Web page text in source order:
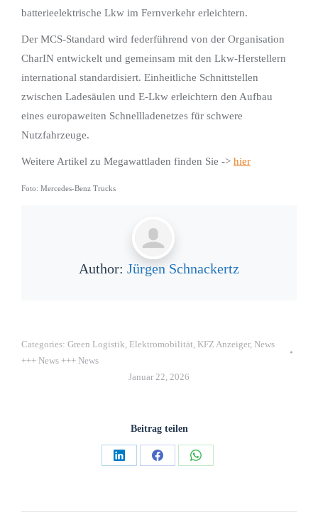
batterieelektrische Lkw im Fernverkehr erleichtern.
Der MCS-Standard wird federführend von der Organisation
CharIN entwickelt und gemeinsam mit den Lkw-Herstellern
international standardisiert. Einheitliche Schnittstellen
zwischen Ladesäulen und E-Lkw erleichtern den Aufbau
eines europaweiten Schnellladenetzes für schwere
Nutzfahrzeuge.
Weitere Artikel zu Megawattladen finden Sie -> hier
Foto: Mercedes-Benz Trucks
Author: Jürgen Schnackertz
Categories: Green Logistik Elektromobilität KFZ Anzeiger, News
+++ News +++ News
Januar 22, 2026
Beitrag teilen